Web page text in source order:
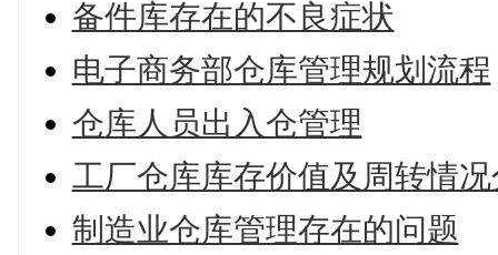
备件库存在的不良症状
电子商务部仓库管理规划流程
仓库人员出入仓管理
工厂仓库库存价值及周转情
制造业仓库管理存在的问题